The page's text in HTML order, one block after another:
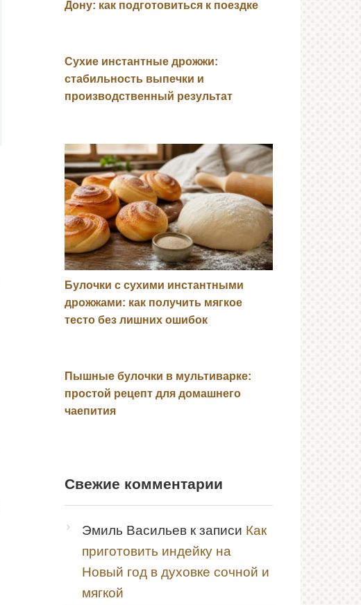
Дону: как подготовиться к поездке
Сухие инстантные дрожжи:
стабильность выпечки и
производственный результат
Булочки с сухими инстантными
дрожжами: как получить мягкое
тесто без лишних ошибок
Пышные булочки в мультиварке:
простой рецепт для домашнего
чаепития
Свежие комментарии
Эмиль Васильев к записи Как
приготовить индейку на
Новый год в духовке сочной и
мягкой